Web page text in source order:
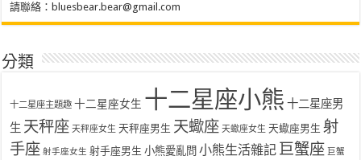
請聯絡： bluesbear.bear@gmail.com
分類
十二星座主題趣 十二星座女生 十二星座小熊 十二星座男
生 天秤座 天秤座女生 天秤座男生 天蠍座 天蠍座女生 天蠍座男生 射
手座 射手座女生 射手座男生 小熊愛亂問 小熊生活雜記 巨蟹座 巨蟹